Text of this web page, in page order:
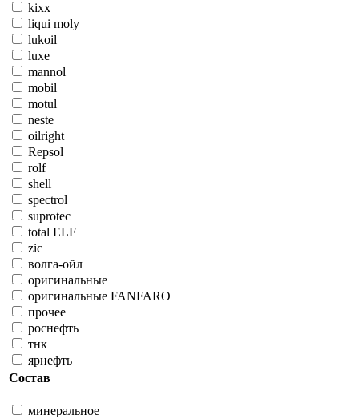
kixx
liqui moly
lukoil
luxe
mannol
mobil
motul
neste
oilright
Repsol
rolf
shell
spectrol
suprotec
total ELF
zic
волга-ойл
оригинальные
оригинальные FANFARO
прочее
роснефть
тнк
ярнефть
Состав
минеральное